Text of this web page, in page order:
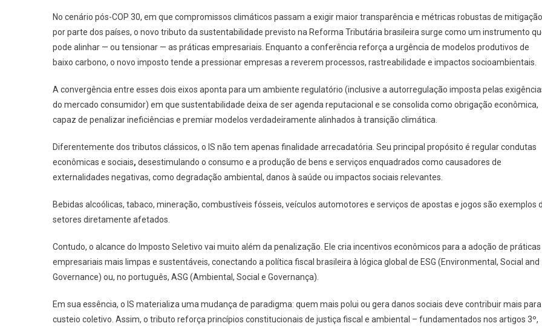
No cenário pós-COP 30, em que compromissos climáticos passam a exigir maior transparência e métricas robustas de mitigação
por parte dos países, o novo tributo da sustentabilidade previsto na Reforma Tributária brasileira surge como um instrumento
pode alinhar — ou tensionar — as práticas empresariais. Enquanto a conferência reforça a urgência de modelos produtivos de
baixo carbono, o novo imposto tende a pressionar empresas a reverem processos, rastreabilidade e impactos socioambientais.
A convergência entre esses dois eixos aponta para um ambiente regulatório (inclusive a autorregulação imposta pelas
do mercado consumidor) em que sustentabilidade deixa de ser agenda reputacional e se consolida como obrigação econômica,
capaz de penalizar ineficiências e premiar modelos verdadeiramente alinhados à transição climática.
Diferentemente dos tributos clássicos, o IS não tem apenas finalidade arrecadatória. Seu principal propósito é regular condutas
econômicas e sociais, desestimulando o consumo e a produção de bens e serviços enquadrados como causadores de
externalidades negativas, como degradação ambiental, danos à saúde ou impactos sociais relevantes.
Bebidas alcoólicas, tabaco, mineração, combustíveis fósseis, veículos automotores e serviços de apostas e jogos são exemplos
setores diretamente afetados.
Contudo, o alcance do Imposto Seletivo vai muito além da penalização. Ele cria incentivos econômicos para a adoção de práticas
empresariais mais limpas e sustentáveis, conectando a política fiscal brasileira à lógica global de ESG (Environmental, Social and
Governance) ou, no português, ASG (Ambiental, Social e Governança).
Em sua essência, o IS materializa uma mudança de paradigma: quem mais polui ou gera danos sociais deve contribuir mais para
custeio coletivo. Assim, o tributo reforça princípios constitucionais de justiça fiscal e ambiental – fundamentados nos artigos 3º,